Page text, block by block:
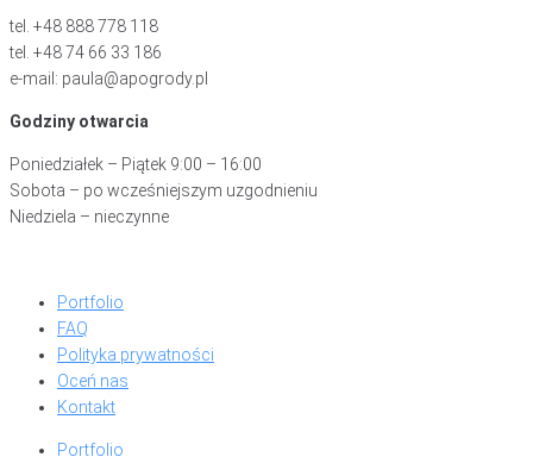
tel. +48 888 778 118
tel. +48 74 66 33 186
e-mail: paula@apogrody.pl
Godziny otwarcia
Poniedziałek – Piątek 9:00 – 16:00
Sobota – po wcześniejszym uzgodnieniu
Niedziela – nieczynne
Portfolio
FAQ
Polityka prywatności
Oceń nas
Kontakt
Portfolio